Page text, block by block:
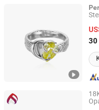
30
Guangzhou Angel
Guangdong, China
YU JING JEWELRY CO.,